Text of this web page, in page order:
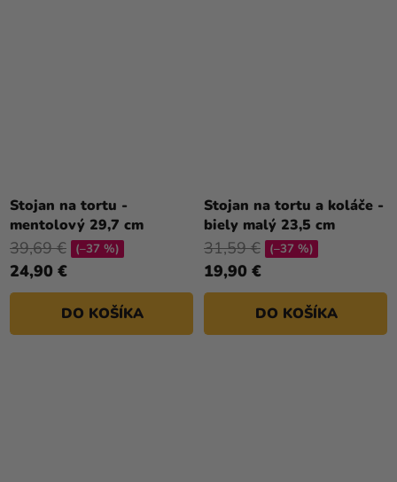
Stojan na tortu -
mentolový 29,7 cm
24,90 €
39,69 € (–37 %)
DO KOŠÍKA
Stojan na tortu a koláče -
biely malý 23,5 cm
19,90 €
31,59 € (–37 %)
DO KOŠÍKA